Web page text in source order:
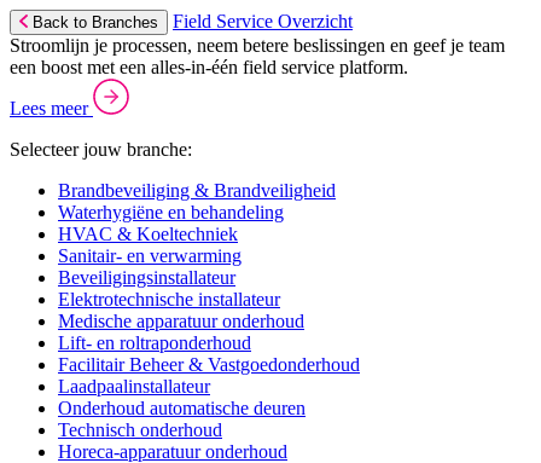
Back to Branches
Field Service Overzicht
Stroomlijn je processen, neem betere beslissingen en geef je team
een boost met een alles-in-één field service platform.
Lees meer
Selecteer jouw branche:
Brandbeveiliging & Brandveiligheid
Waterhygiëne en behandeling
HVAC & Koeltechniek
Sanitair- en verwarming
Beveiligingsinstallateur
Elektrotechnische installateur
Medische apparatuur onderhoud
Lift- en roltraponderhoud
Facilitair Beheer & Vastgoedonderhoud
Laadpaalinstallateur
Onderhoud automatische deuren
Technisch onderhoud
Horeca-apparatuur onderhoud